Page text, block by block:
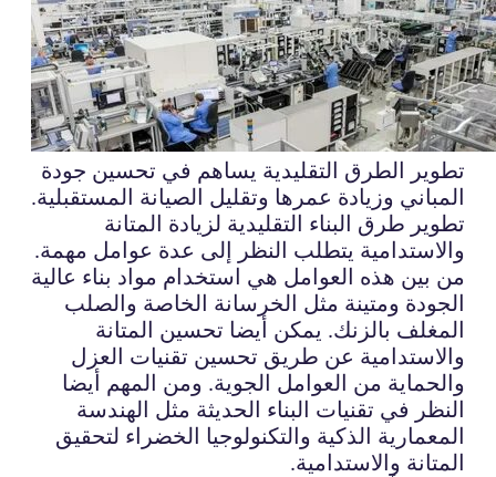
تطوير الطرق التقليدية يساهم في تحسين جودة
المباني وزيادة عمرها وتقليل الصيانة المستقبلية.
تطوير طرق البناء التقليدية لزيادة المتانة
والاستدامية يتطلب النظر إلى عدة عوامل مهمة.
من بين هذه العوامل هي استخدام مواد بناء عالية
الجودة ومتينة مثل الخرسانة الخاصة والصلب
المغلف بالزنك. يمكن أيضا تحسين المتانة
والاستدامية عن طريق تحسين تقنيات العزل
والحماية من العوامل الجوية. ومن المهم أيضا
النظر في تقنيات البناء الحديثة مثل الهندسة
المعمارية الذكية والتكنولوجيا الخضراء لتحقيق
المتانة والاستدامية.